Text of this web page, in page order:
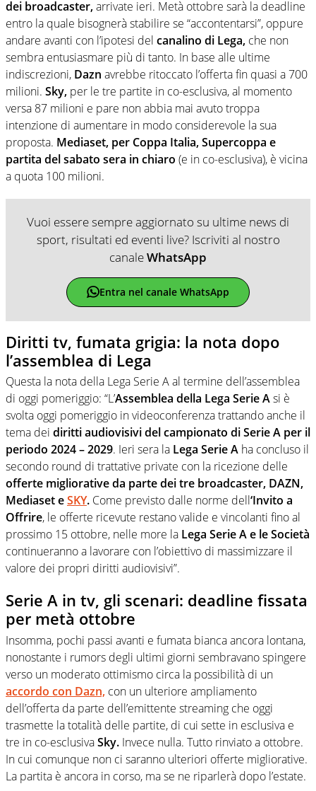
dei broadcaster,arrivate ieri. Metà ottobre sarà la deadline
entro la quale bisognerà stabilire se “accontentarsi”, oppure
andare avanti con l’ipotesi del canalino di Lega, che non
sembra entusiasmare più di tanto. In base alle ultime
indiscrezioni, Dazn avrebbe ritoccato l’offerta fin quasi a 700
milioni. Sky, per le tre partite in co-esclusiva, al momento
versa 87 milioni e pare non abbia mai avuto troppa
intenzione di aumentare in modo considerevole la sua
proposta. Mediaset, per Coppa Italia, Supercoppa e
partita del sabato sera in chiaro (e in co-esclusiva), è vicina
a quota 100 milioni.
Vuoi essere sempre aggiornato su ultime news di
sport, risultati ed eventi live? Iscriviti al nostro
canaleWhatsApp
Entra nel canale WhatsApp
Diritti tv, fumata grigia: la nota dopo
l’assemblea di Lega
Questa la nota della Lega Serie A al termine dell’assemblea
di oggi pomeriggio: “L’Assemblea della Lega SerieAsi è
svolta oggi pomeriggio in videoconferenza trattando anche il
tema dei diritti audiovisivi del campionato di Serie A per il
periodo 2024 – 2029. Ieri sera la Lega Serie A ha concluso il
secondo round di trattative private con la ricezione delle
offerte migliorative da parte dei tre broadcaster, DAZN,
Mediaset eSKY. Come previsto dalle norme dell‘Invito a
Offrire, le offerte ricevute restano valide e vincolanti fino al
prossimo 15 ottobre, nelle more la Lega Serie A e le Società
continueranno a lavorare con l’obiettivo di massimizzare il
valore dei propri diritti audiovisivi”.
Serie A in tv, gli scenari: deadline fissata
per metà ottobre
Insomma, pochi passi avanti e fumata bianca ancora lontana,
nonostante i rumors degli ultimi giorni sembravano spingere
verso un moderato ottimismo circa la possibilità di un
accordo con Dazn, con un ulteriore ampliamento
dell’offerta da parte dell’emittente streaming che oggi
trasmette la totalità delle partite, di cui sette in esclusiva e
tre in co-esclusivaSky. Invece nulla. Tutto rinviato a ottobre.
In cui comunque non ci saranno ulteriori offerte migliorative.
La partita è ancora in corso, ma se ne riparlerà dopo l’estate.